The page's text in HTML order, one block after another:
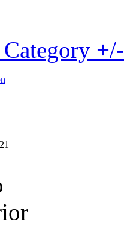
+/-